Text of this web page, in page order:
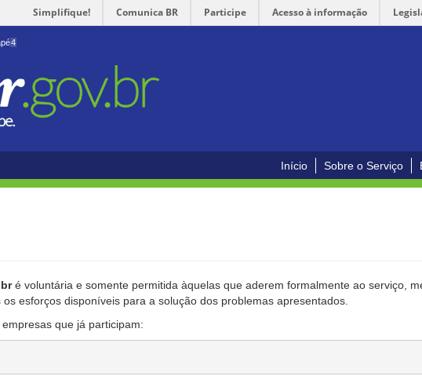
Simplifique! Comunica BR Participe Acesso à informação
4
Início Sobre o Serviço
é voluntária e somente permitida àquelas que aderem formalmente ao serviço,
esforços disponíveis para a solução dos problemas apresentados.
que já participam: